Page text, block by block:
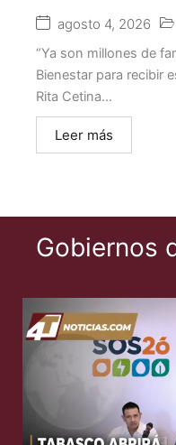
agosto 4, 2026
“Ya son millones de
Bienestar para recibir
Rita Cetina...
Leer más
Gobiernos